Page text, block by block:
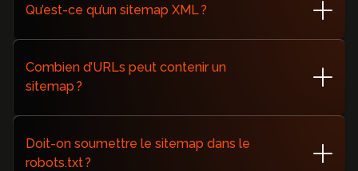
Qu’est-ce qu’un sitemap XML ?
URLs importantes d’un site, avec métadonnées pour
guider l’indexation.
Combien d’URLs peut contenir un
sitemap ?
Au-delà, utilisez un index sitemap.
Doit-on soumettre le sitemap dans le
robots.txt ?